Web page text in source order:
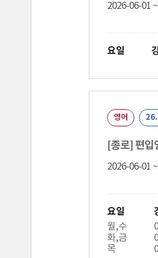
2026-06-01
요일
영어
[종로] 편
2026-06-01
요일
월,수
화,금
목